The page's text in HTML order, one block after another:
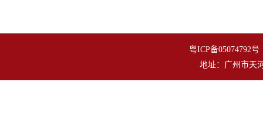
粤ICP备05074792
地址：广州市天